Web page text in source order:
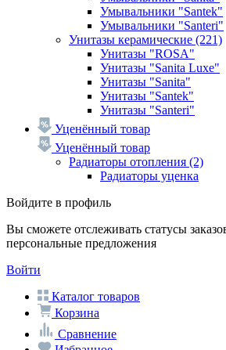
Умывальники "Santek"
Умывальники "Santeri"
Унитазы керамические (221)
Унитазы "ROSA"
Унитазы "Sanita Luxe"
Унитазы "Sanita"
Унитазы "Santek"
Унитазы "Santeri"
Уценённый товар
Уценённый товар
Радиаторы отопления (2)
Радиаторы уценка
Войдите в профиль
Вы сможете отслеживать статусы
персональные предложения
Войти
Каталог товаров
Корзина
Сравнение